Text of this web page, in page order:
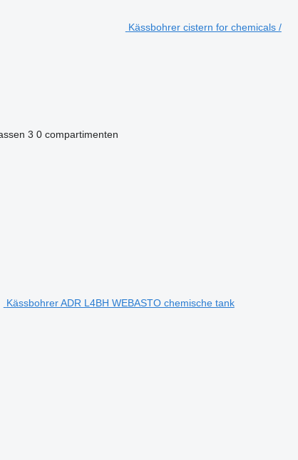
Kässbohrer cistern for chemicals /
3 0 compartimenten
Kässbohrer ADR L4BH WEBASTO chemische tank